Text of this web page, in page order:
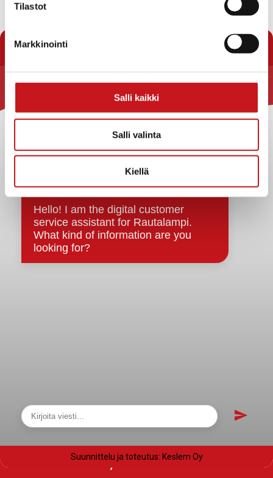
Tilastot
Markkinointi
Salli kaikki
Salli valinta
Kiellä
Yhteystiedot
Strategiat, ohjelmat, ohjeet, suunnitelmat, säännöt ja
Asiakirjajulkisuuskuvaus
Evästeet
Saavutettavuusseloste
Tietosuoja
Tietosuojaselosteet
Näytä sivukartta